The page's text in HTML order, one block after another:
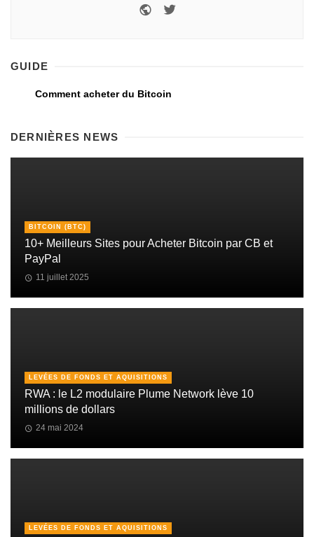
GUIDE
Comment acheter du Bitcoin
DERNIÈRES NEWS
BITCOIN (BTC)
10+ Meilleurs Sites pour Acheter Bitcoin par CB et
PayPal
11 juillet 2025
LEVÉES DE FONDS ET AQUISITIONS
RWA : le L2 modulaire Plume Network lève 10
millions de dollars
24 mai 2024
LEVÉES DE FONDS ET AQUISITIONS